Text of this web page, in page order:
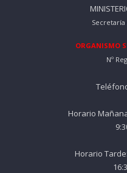
ORGANISMO
Nº
Horario
Horario